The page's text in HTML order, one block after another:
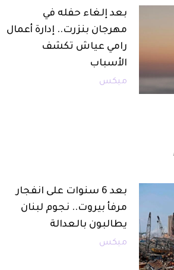
بعد إلغاء حفله في
مهرجان بنزرت.. إدارة أعمال
رامي عياش تكشف
الأسباب
ميكس
بعد 6 سنوات على انفجار
مرفأ بيروت.. نجوم لبنان
يطالبون بالعدالة
ميكس